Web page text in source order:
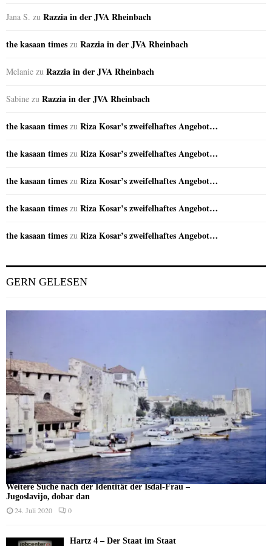
Jana S. zu Razzia in der JVA Rheinbach
the kasaan times zu Razzia in der JVA Rheinbach
Melanie zu Razzia in der JVA Rheinbach
Sabine zu Razzia in der JVA Rheinbach
the kasaan times zu Riza Kosar’s zweifelhaftes Angebot…
the kasaan times zu Riza Kosar’s zweifelhaftes Angebot…
the kasaan times zu Riza Kosar’s zweifelhaftes Angebot…
the kasaan times zu Riza Kosar’s zweifelhaftes Angebot…
the kasaan times zu Riza Kosar’s zweifelhaftes Angebot…
GERN GELESEN
Weitere Suche nach der Identität der Isdal-Frau –
Jugoslavijo, dobar dan
24. Juli 2020 0
Hartz 4 – Der Staat im Staat